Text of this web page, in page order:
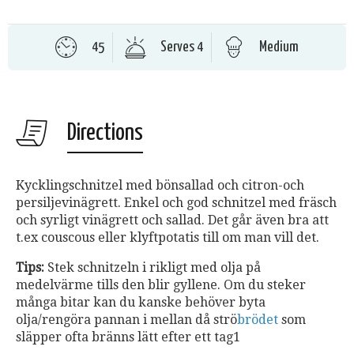
45 Serves 4 Medium
Directions
Kycklingschnitzel med bönsallad och citron-och
persiljevinägrett. Enkel och god schnitzel med fräsch
och syrligt vinägrett och sallad. Det går även bra att
t.ex couscous eller klyftpotatis till om man vill det.
Tips: Stek schnitzeln i rikligt med olja på
medelvärme tills den blir gyllene. Om du steker
många bitar kan du kanske behöver byta
olja/rengöra pannan i mellan då ströbrödet som
släpper ofta bränns lätt efter ett tag1